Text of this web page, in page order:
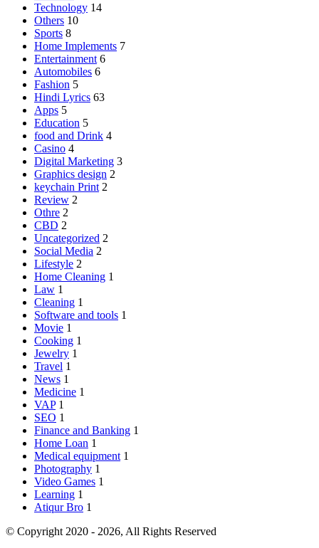
Technology 14
Others 10
Sports 8
Home Implements 7
Entertainment 6
Automobiles 6
Fashion 5
Hindi Lyrics 63
Apps 5
Education 5
food and Drink 4
Casino 4
Digital Marketing 3
Graphics design 2
keychain Print 2
Review 2
Othre 2
CBD 2
Uncategorized 2
Social Media 2
Lifestyle 2
Home Cleaning 1
Law 1
Cleaning 1
Software and tools 1
Movie 1
Cooking 1
Jewelry 1
Travel 1
News 1
Medicine 1
VAP 1
SEO 1
Finance and Banking 1
Home Loan 1
Medical equipment 1
Photography 1
Video Games 1
Learning 1
Atiqur Bro 1
© Copyright 2020 - 2026, All Rights Reserved